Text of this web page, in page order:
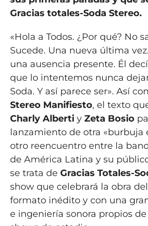
Gracias totales-Soda Stereo.
«Hola a Todos. ¿Por qué? No
Sucede. Una nueva última
una ausencia presente. Él
que lo intentemos nunca
Soda. Y así parece ser». Así
Stereo Manifiesto, el texto
Charly Albertiy Zeta Bosio
lanzamiento de otra «burbuja
otro reencuentro entre la
de América Latina y su
se trata de Gracias Totales-
show que celebrará la obra
formato inédito y con una
e ingeniería sonora propios